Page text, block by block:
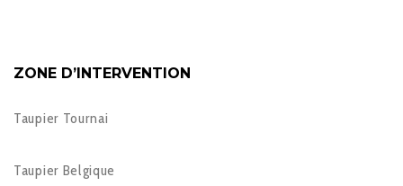
ZONE D’INTERVENTION
Taupier Tournai
Taupier Belgique